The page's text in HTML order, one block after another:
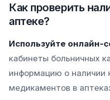
Как проверить
аптеке?
Используйте онлайн-
кабинеты больничных
информацию о наличии
медикаментов в